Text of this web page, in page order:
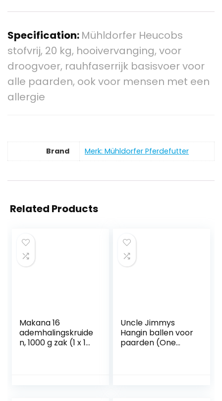
Specification: Mühldorfer Heucobs
stofvrij, 20 kg, hooivervanging, voor
droogvoer, rauhfaserrijk basisvoer voor
alle paarden, ook voor mensen met een
allergie
Brand Merk: Mühldorfer Pferdefutter
Related Products
Makana 16
ademhalingskruide
n, 1000 g zak (1 x 1
Uncle Jimmys
Hangin ballen voor
paarden (One